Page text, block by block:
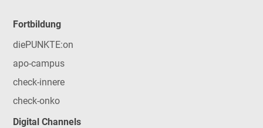
Fortbildung
diePUNKTE:on
apo-campus
check-innere
check-onko
Digital Channels